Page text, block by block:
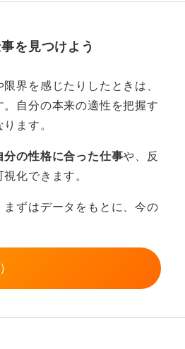
までに何かしら行動してき
を見つけよう
界を感じたりしたときは、
自分の本来の適性を把握す
ます。
分の性格に合った仕事や、反
化できます。
ずはデータをもとに、今の